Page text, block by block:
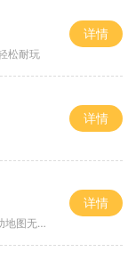
松耐玩
详情
详情
无排行
详情